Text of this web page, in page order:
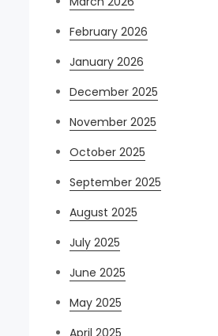
February 2026
January 2026
December 2025
November 2025
October 2025
September 2025
August 2025
July 2025
June 2025
May 2025
April 2025